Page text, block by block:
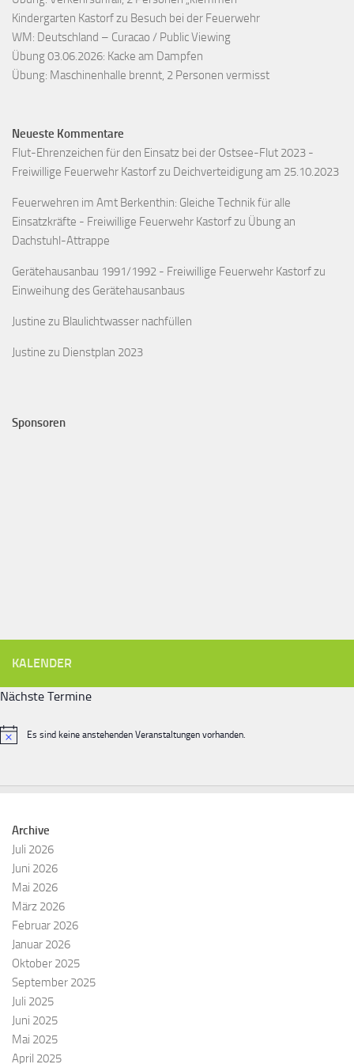
Kindergarten Kastorf zu Besuch bei der Feuerwehr
WM: Deutschland – Curacao / Public Viewing
Übung 03.06.2026: Kacke am Dampfen
Übung: Maschinenhalle brennt, 2 Personen vermisst
Neueste Kommentare
Flut-Ehrenzeichen für den Einsatz bei der Ostsee-Flut 2023 -
Freiwillige Feuerwehr Kastorfzu Deichverteidigung am 25.10.2023
Feuerwehren im Amt Berkenthin: Gleiche Technik für alle
Einsatzkräfte - Freiwillige Feuerwehr Kastorfzu Übung an
Dachstuhl-Attrappe
Gerätehausanbau 1991/1992 - Freiwillige Feuerwehr Kastorfzu
Einweihung des Gerätehausanbaus
Justine zu Blaulichtwasser nachfüllen
Justine zu Dienstplan 2023
Sponsoren
KALENDER
Nächste Termine
HinweisEs sind keine anstehenden Veranstaltungen vorhanden.
Archive
Juli 2026
Juni 2026
Mai 2026
März 2026
Februar 2026
Januar 2026
Oktober 2025
September 2025
Juli 2025
Juni 2025
Mai 2025
April 2025